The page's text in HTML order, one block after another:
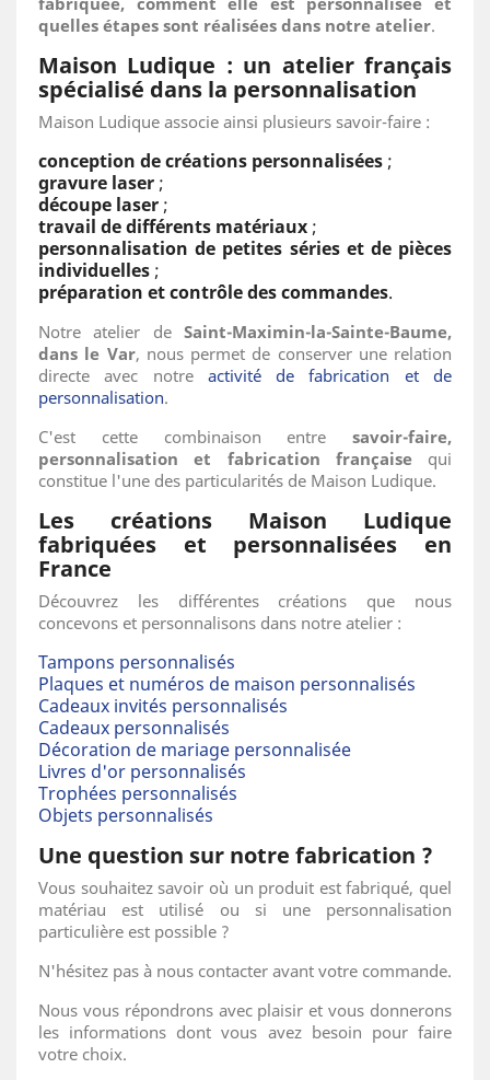
quelles étapes sont réalisées dans notre atelier.
Maison Ludique : un atelier français
spécialisé dans la personnalisation
Maison Ludique associe ainsi plusieurs savoir-faire :
conception de créations personnalisées ;
gravure laser ;
découpe laser ;
travail de différents matériaux ;
personnalisation de petites séries et de pièces
individuelles ;
préparation et contrôle des commandes.
Notre atelier de Saint-Maximin-la-Sainte-Baume,
dans le Var, nous permet de conserver une relation
directe avec notre activité de fabrication et de
personnalisation.
C'est cette combinaison entre savoir-faire,
personnalisation et fabrication françaisequi
constitue l'une des particularités de Maison Ludique.
Les créations Maison Ludique
fabriquées et personnalisées en
France
Découvrez les différentes créations que nous
concevons et personnalisons dans notre atelier :
Tampons personnalisés
Plaques et numéros de maison personnalisés
Cadeaux invités personnalisés
Cadeaux personnalisés
Décoration de mariage personnalisée
Livres d'or personnalisés
Trophées personnalisés
Objets personnalisés
Une question sur notre fabrication ?
Vous souhaitez savoir où un produit est fabriqué, quel
matériau est utilisé ou si une personnalisation
particulière est possible ?
N'hésitez pas à nous contacter avant votre commande.
Nous vous répondrons avec plaisir et vous donnerons
les informations dont vous avez besoin pour faire
votre choix.